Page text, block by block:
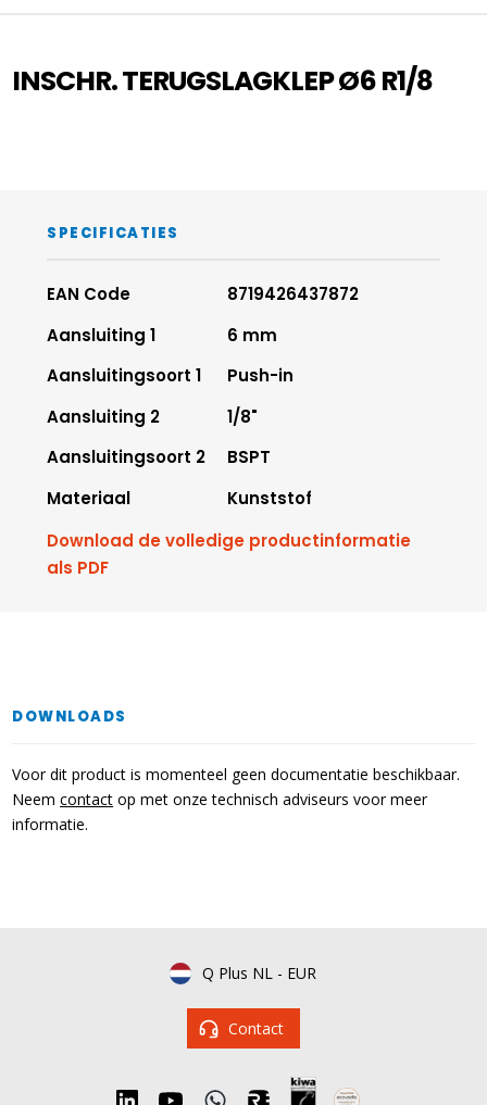
INSCHR. TERUGSLAGKLEP Ø6 R1/8
SPECIFICATIES
EAN Code
8719426437872
Aansluiting 1
6 mm
Aansluitingsoort 1
Push-in
Aansluiting 2
1/8"
Aansluitingsoort 2
BSPT
Materiaal
Kunststof
Download de volledige productinformatie
als PDF
DOWNLOADS
Voor dit product is momenteel geen documentatie beschikbaar.
Neemcontact op met onze technisch adviseurs voor meer
informatie.
Q Plus NL - EUR
Contact